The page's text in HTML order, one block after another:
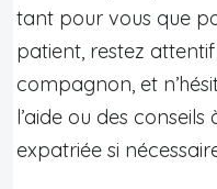
tant pour vous que
patient, restez
compagnon, et
l’aide ou des
expatriée si